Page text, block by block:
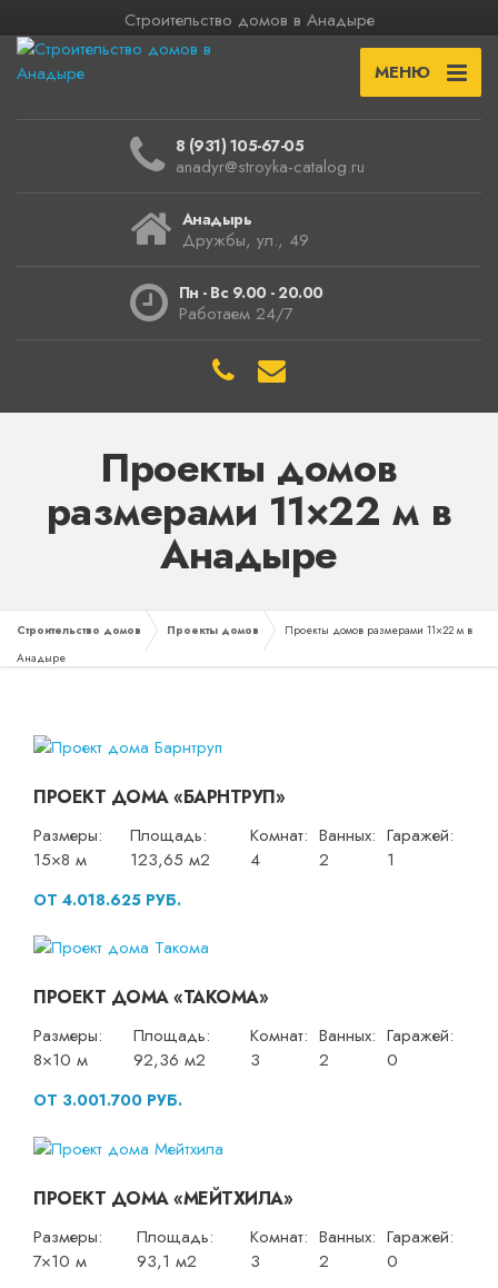
Строительство домов в Анадыре
МЕНЮ
8 (931) 105-67-05
anadyr@stroyka-catalog.ru
Анадырь
Дружбы, ул., 49
Пн - Вс 9.00 - 20.00
Работаем 24/7
Проекты домов
размерами 11×22 м в
Анадыре
Строительство домов Проекты домов
Проекты домов размерами 11×22 м в
Анадыре
ПРОЕКТ ДОМА «БАРНТРУП»
Размеры:
15×8 м
Площадь:
123,65 м2
Комнат:
4
Ванных:
2
Гаражей:
1
ОТ 4.018.625 РУБ.
ПРОЕКТ ДОМА «ТАКОМА»
Размеры:
8×10 м
Площадь:
92,36 м2
Комнат:
3
Ванных:
2
Гаражей:
0
ОТ 3.001.700 РУБ.
ПРОЕКТ ДОМА «МЕЙТХИЛА»
Размеры:
7×10 м
Площадь:
93,1 м2
Комнат:
3
Ванных:
2
Гаражей:
0